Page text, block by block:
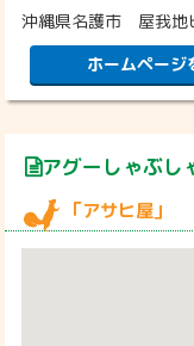
沖縄県名護市 屋我地
ホームペー
アグーしゃぶし
「アサヒ屋」